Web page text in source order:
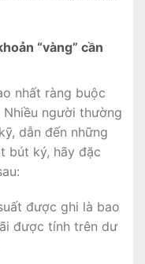
“vàng” cần
nhất ràng buộc
người thường
dẫn đến những
bút ký, hãy đặc
được ghi là bao
được tính trên dư